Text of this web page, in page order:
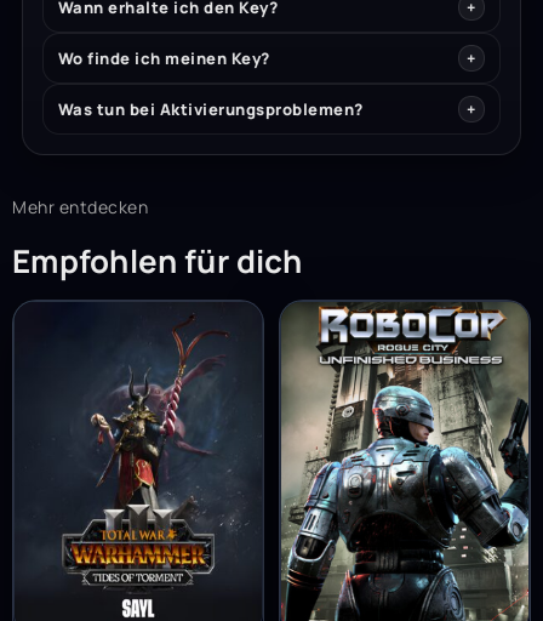
Wann erhalte ich den Key?
Wo finde ich meinen Key?
Was tun bei Aktivierungsproblemen?
Mehr entdecken
Empfohlen für dich